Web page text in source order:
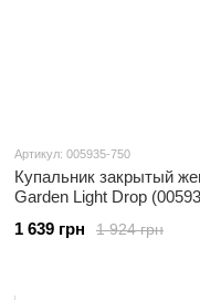
Артикул: 005935-750
Купальник закрытый
Garden Light Drop
1 924 грн
1 639 грн